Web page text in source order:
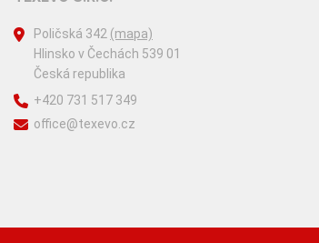
Poličská 342 (mapa)
Hlinsko v Čechách 539 01
Česká republika
+420 731 517 349
office@texevo.cz